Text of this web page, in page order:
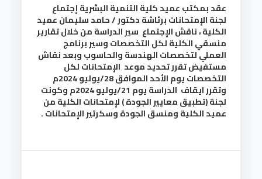
عقد بمكتب عميد كلية التنمية البشرية إجتماع
لجنة الإمتحانات برئاشة دكتور / حامد سليمان عميد
الكلية ، ناقش الإجتماع سير الدراسة من خلال تقارير
منسقي الكلية لكل التخصصات وسير برنامج
العملي لتخصصات الهندسة والحاسوب وبعد نقاش
مستفيض تقرر تحديد موعد الإمتحانات لكل
التخصصات يوم الأحد الموافق 28/يوليو 2024م
وتقرر ايقاف الدراسة يوم 21/يوليو 2024م وكونت
لجنة (تطبيق معايير الجودة ) لإمتحانات الكلية من
عميد الكلية ومنسق الجودة وسكرتير الإمتحانات .